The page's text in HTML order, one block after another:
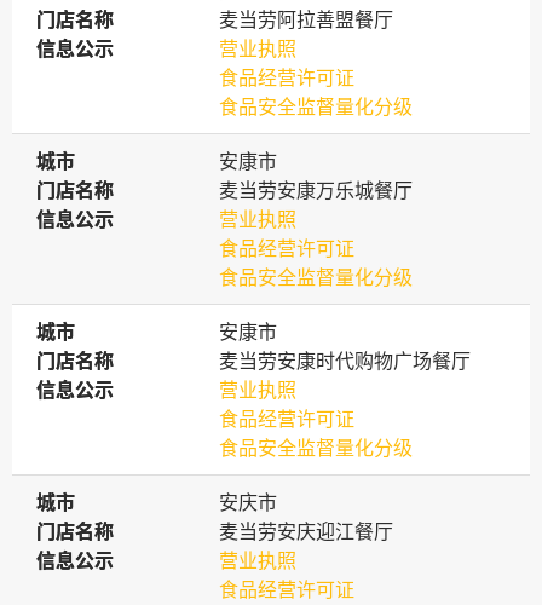
门店名称
门店名称
麦当劳阿拉善盟餐厅
信息公示
信息公示
营业执照
食品经营许可证
食品安全监督量化分级
城市
城市
安康市
门店名称
门店名称
麦当劳安康万乐城餐厅
信息公示
信息公示
营业执照
食品经营许可证
食品安全监督量化分级
城市
城市
安康市
门店名称
门店名称
麦当劳安康时代购物广场餐厅
信息公示
信息公示
营业执照
食品经营许可证
食品安全监督量化分级
城市
城市
安庆市
门店名称
门店名称
麦当劳安庆迎江餐厅
信息公示
信息公示
营业执照
食品经营许可证